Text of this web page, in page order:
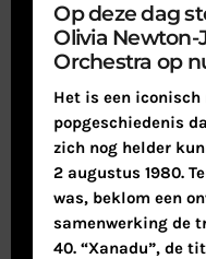
Op deze dag
Olivia Newton-
Orchestra op
Het is een
popgeschiedenis
zich nog helder
2 augustus 1980.
was, beklom een
samenwerking de
40. “Xanadu”, de